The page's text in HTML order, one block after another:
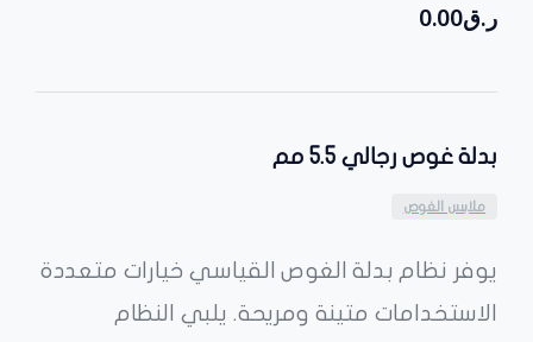
ر.ق0.00
بدلة غوص رجالي 5.5 مم
ملابس الغوص
يوفر نظام بدلة الغوص القياسي خيارات متعددة
الاستخدامات متينة ومريحة. يلبي النظام